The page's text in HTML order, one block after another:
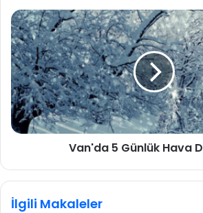
Van'da 5 Günlük Hava
İlgili Makaleler